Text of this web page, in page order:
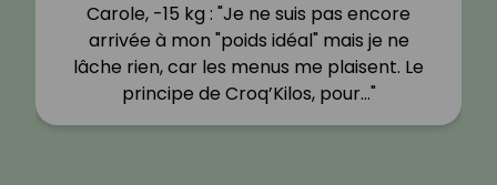
Carole, -15 kg : "Je ne suis pas encore
arrivée à mon "poids idéal" mais je ne
lâche rien, car les menus me plaisent. Le
principe de Croq’Kilos, pour…"